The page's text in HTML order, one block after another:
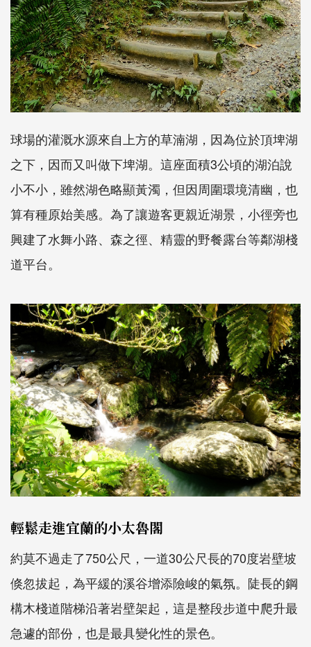
球場的灌溉水源來自上方的草湳湖，因為位於頂埤湖
之下，因而又叫做下埤湖。這座面積3公頃的湖泊說
小不小，雖然湖色略顯黃濁，但因周圍環境清幽，也
算有種原始美感。為了讓遊客更親近湖景，小徑旁也
興建了水舞小路、森之徑、精靈的野餐露台等鄰湖棧
道平台。
輕鬆走進宜蘭的小太魯閣
約莫不過走了750公尺，一道30公尺長的70度岩壁坡
倏忽拔起，為平緩的溪谷增添險峻的氣氛。陡長的鋼
構木棧道階梯沿著岩壁架起，這是整段步道中爬升最
急遽的部份，也是最具變化性的景色。